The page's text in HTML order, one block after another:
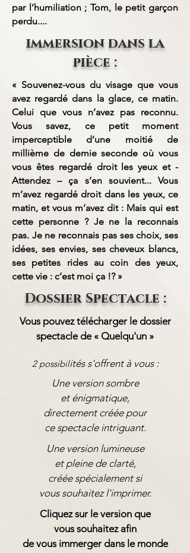
par l’humiliation ; Tom, le petit garçon
perdu....
immersion dans la
pièce :
« Souvenez-vous du visage que vous
avez regardé dans la glace, ce matin.
Celui que vous n’avez pas reconnu.
Vous savez, ce petit moment
imperceptible d’une moitié de
millième de demie seconde où vous
vous êtes regardé droit les yeux et -
Attendez – ça s’en souvient... Vous
m’avez regardé droit dans les yeux, ce
matin, et vous m’avez dit : Mais qui est
cette personne ? Je ne la reconnais
pas. Je ne reconnais pas ses choix, ses
idées, ses envies, ses cheveux blancs,
ses petites rides au coin des yeux,
cette vie : c’est moi ça !? »
Dossier Spectacle :
Vous pouvez télécharger le dossier
spectacle de « Quelqu'un »
2 possibilités s'offrent à vous :
Une version sombre
et énigmatique,
directement créée pour
ce spectacle intriguant.
Une version lumineuse
et pleine de clarté,
créée spécialement si
vous souhaitez l'imprimer.
Cliquez sur le version que
voussouhaitezafin
de vous immerger dans le monde